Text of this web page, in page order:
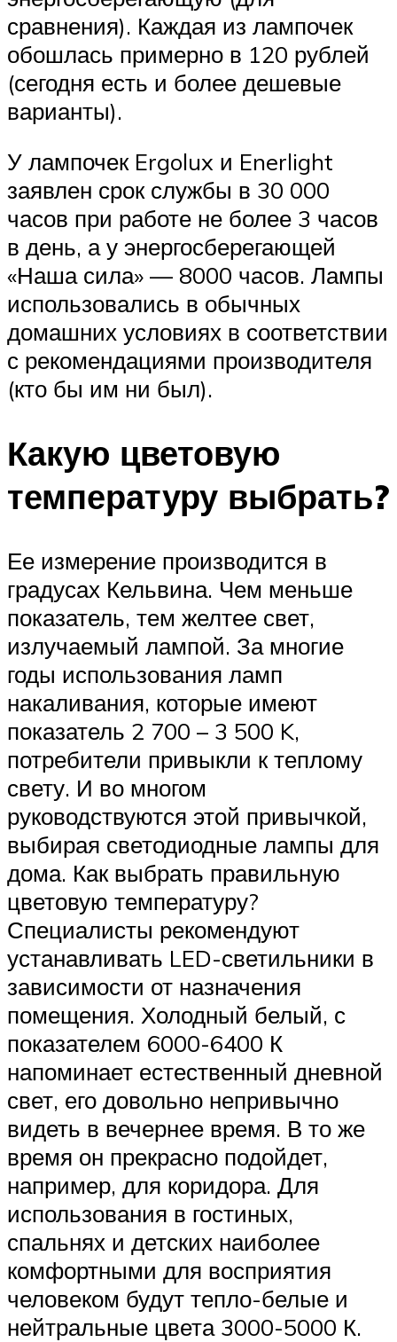
сравнения). Каждая из лампочек
обошлась примерно в 120 рублей
(сегодня есть и более дешевые
варианты).
У лампочек Ergolux и Enerlight
заявлен срок службы в 30 000
часов при работе не более 3 часов
в день, а у энергосберегающей
«Наша сила» — 8000 часов. Лампы
использовались в обычных
домашних условиях в соответствии
с рекомендациями производителя
(кто бы им ни был).
Какую цветовую
температуру выбрать?
Ее измерение производится в
градусах Кельвина. Чем меньше
показатель, тем желтее свет,
излучаемый лампой. За многие
годы использования ламп
накаливания, которые имеют
показатель 2 700 – 3 500 K,
потребители привыкли к теплому
свету. И во многом
руководствуются этой привычкой,
выбирая светодиодные лампы для
дома. Как выбрать правильную
цветовую температуру?
Специалисты рекомендуют
устанавливать LED-светильники в
зависимости от назначения
помещения. Холодный белый, с
показателем 6000-6400 К
напоминает естественный дневной
свет, его довольно непривычно
видеть в вечернее время. В то же
время он прекрасно подойдет,
например, для коридора. Для
использования в гостиных,
спальнях и детских наиболее
комфортными для восприятия
человеком будут тепло-белые и
нейтральные цвета 3000-5000 К.